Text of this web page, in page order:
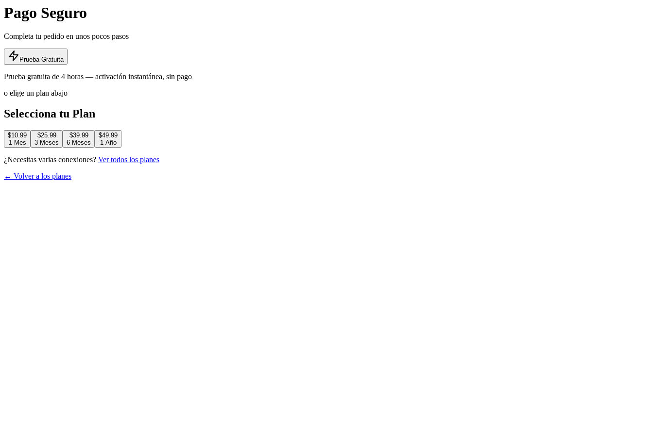
Pago Seguro
Completa tu pedido en unos pocos pasos
Prueba Gratuita
Prueba gratuita de 4 horas — activación instantánea, sin pago
o elige un plan abajo
Selecciona tu Plan
$10.99
1 Mes
$25.99
3 Meses
$39.99
6 Meses
$49.99
1 Año
¿Necesitas varias conexiones? Ver todos los planes
← Volver a los planes